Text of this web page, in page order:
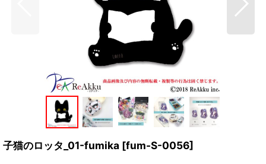
子猫のロッタ_01-fumika [fum-S-0056]